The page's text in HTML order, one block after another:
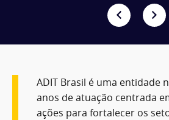
ADIT Brasil é uma entidade
anos de atuação centrada
ações para fortalecer os